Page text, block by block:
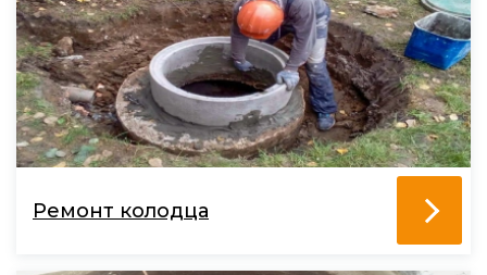
Ремонт колодца